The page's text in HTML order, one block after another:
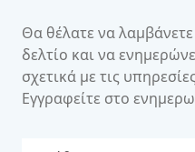
Θα θέλατε να
δελτίο και να
σχετικά με τις
Εγγραφείτε στο